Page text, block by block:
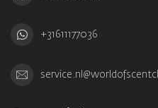
+31611177036